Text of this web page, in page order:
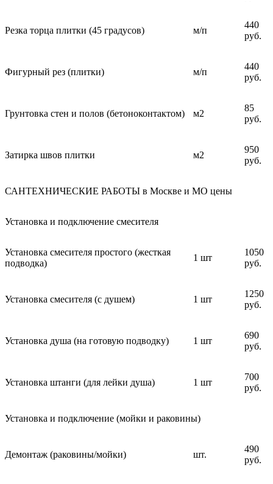
Резка торца плитки (45 градусов) м/п
440
руб.
Фигурный рез (плитки) м/п
440
руб.
Грунтовка стен и полов (бетоноконтактом) м2
85
руб.
Затирка швов плитки м2
950
руб.
САНТЕХНИЧЕСКИЕ РАБОТЫ в Москве и МО цены
Установка и подключение смесителя
Установка смесителя простого (жесткая
подводка)
1 шт
1050
руб.
Установка смесителя (с душем) 1 шт
1250
руб.
Установка душа (на готовую подводку) 1 шт
690
руб.
Установка штанги (для лейки душа) 1 шт
700
руб.
Установка и подключение (мойки и раковины)
Демонтаж (раковины/мойки) шт.
490
руб.